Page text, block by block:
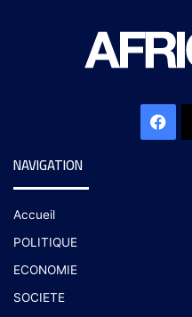
NAVIGATION
Accueil
POLITIQUE
ECONOMIE
SOCIETE